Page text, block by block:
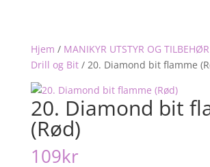
Hjem / MANIKYR UTSTYR OG TILBEHØR
Drill og Bit/ 20. Diamond bit flamme
20. Diamond bit
(Rød)
109kr